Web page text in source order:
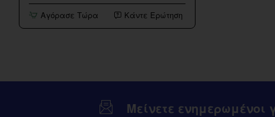
Pod
SystemΑγόρασε Τώρα Κάντε Ερώτηση
Μείνετε